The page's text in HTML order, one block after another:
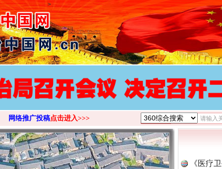
>
网络推广投稿点击进入>>>
《医疗